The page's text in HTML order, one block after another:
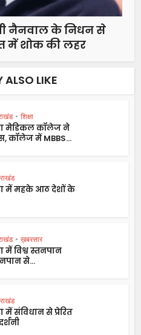
नैनवाल के निधन से
में शोक की लहर
ALSO LIKE
• शिक्षा
मेडिकल कॉलेज ने
कॉलेज में MBBS...
में महके आठ देशों के
• ख़बरसार
में विश्व स्तनपान
से...
में संविधान से प्रेरित